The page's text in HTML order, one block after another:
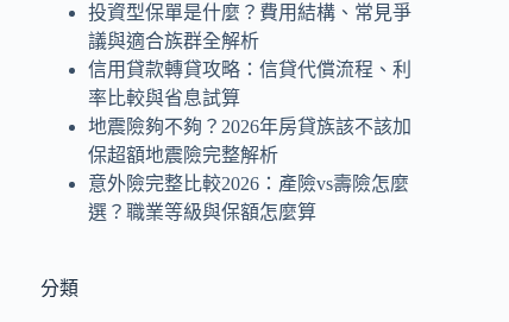
投資型保單是什麼？費用結構、常見爭
議與適合族群全解析
信用貸款轉貸攻略：信貸代償流程、利
率比較與省息試算
地震險夠不夠？2026年房貸族該不該加
保超額地震險完整解析
意外險完整比較2026：產險vs壽險怎麼
選？職業等級與保額怎麼算
分類